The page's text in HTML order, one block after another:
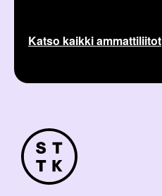
Katso kaikki ammattiliitot